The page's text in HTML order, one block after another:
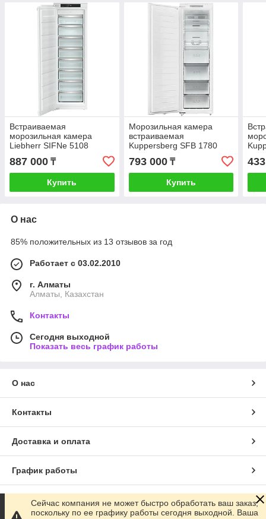
Встраиваемая
морозильная камера
Liebherr SIFNe 5108
887 000 ₸
Купить
Морозильная камера
встраиваемая
Kuppersberg SFB 1780
793 000₸
Купить
О нас
85% положительных из 13 отзывов за год
Работает с 03.02.2010
г. Алматы
Алматы, Казахстан
Контакты
Сегодня выходной
Показать весь график работы
О нас
Контакты
Доставка и оплата
График работы
Полная версия сайта
Сейчас компания не может быстро обработать ваш заказ,
поскольку по ее графику работы сегодня выходной. Ваша